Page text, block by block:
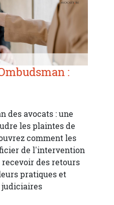
:
des avocats : une
les plaintes de
comment les
de l'intervention
des retours
pratiques et
judiciaires